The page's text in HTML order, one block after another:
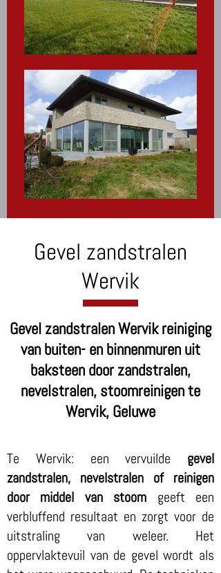
Gevel zandstralen
Wervik
Gevel zandstralen Wervik reiniging
van buiten- en binnenmuren uit
baksteen door zandstralen,
nevelstralen, stoomreinigen te
Wervik, Geluwe
Te Wervik: een vervuilde gevel
zandstralen, nevelstralen of reinigen
door middel van stoom geeft een
verbluffend resultaat en zorgt voor de
uitstraling van weleer. Het
oppervlaktevuil van de gevel wordt als